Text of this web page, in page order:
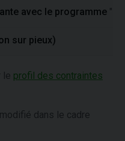
avec le programme "
sur pieux)
le profil des contraintes
dans le cadre